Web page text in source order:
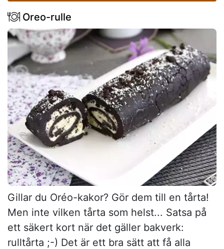
Oreo-rulle
Gillar du Oréo-kakor? Gör dem till en tårta!
Men inte vilken tårta som helst... Satsa på
ett säkert kort när det gäller bakverk:
rulltårta ;-) Det är ett bra sätt att få alla